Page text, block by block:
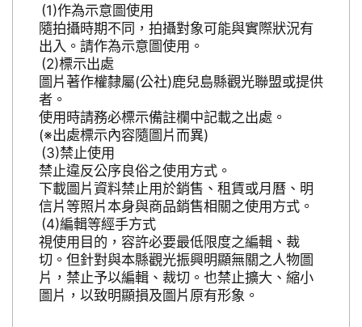
作為示意圖使用
隨拍攝時期不同，拍攝對象可能與實際狀況有
出入。請作為示意圖使用。
標示出處
圖片著作權隸屬(公社)鹿兒島縣觀光聯盟或提供
者。
使用時請務必標示備註欄中記載之出處。
(※出處標示內容隨圖片而異)
禁止使用
禁止違反公序良俗之使用方式。
下載圖片資料禁止用於銷售、租賃或月曆、明
信片等照片本身與商品銷售相關之使用方式。
編輯等經手方式
視使用目的，容許必要最低限度之編輯、裁
切。但針對與本縣觀光振興明顯無關之人物圖
片，禁止予以編輯、裁切。也禁止擴大、縮小
圖片，以致明顯損及圖片原有形象。